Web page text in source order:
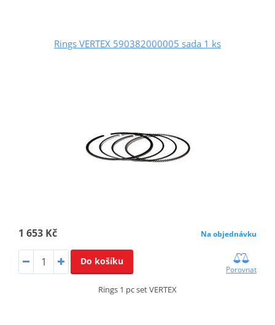
Rings VERTEX 590382000005 sada 1 ks
1 653 Kč Na objednávku
Do košíku
Porovnat
Rings 1 pc set VERTEX